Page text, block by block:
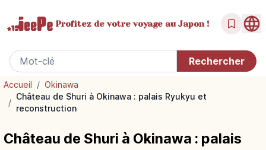
Profitez de votrevoyage au Japon !
Accueil / Okinawa
/
Château de Shuri à Okinawa : palais Ryukyu et
reconstruction
Château de Shuri à Okinawa : palais